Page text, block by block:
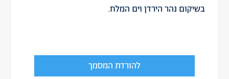
בשיקום נהר הירדן וים המלח.
להורדת המסמך